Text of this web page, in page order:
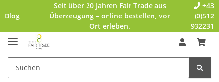
Blog
Seit über 20 Jahren Fair Trade aus
Überzeugung – online bestellen, vor
Ort erleben.
+43
(0)512
932231